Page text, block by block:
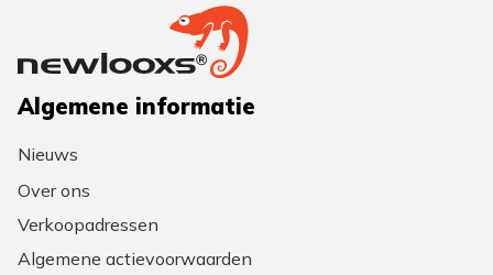
Algemene informatie
Nieuws
Over ons
Verkoopadressen
Algemene actievoorwaarden